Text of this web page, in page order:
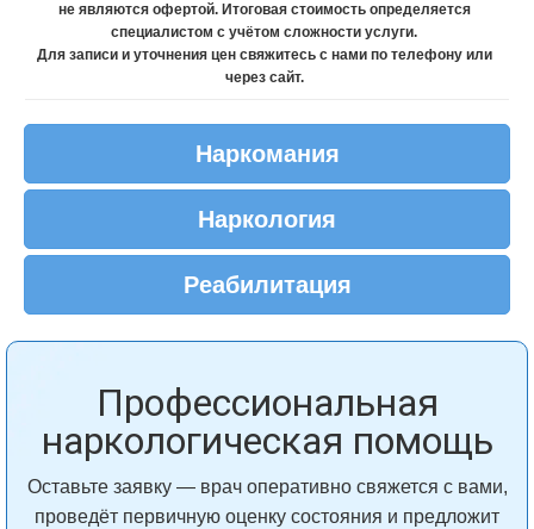
не являются офертой. Итоговая стоимость определяется
специалистом с учётом сложности услуги.
Для записи и уточнения цен свяжитесь с нами по телефону или
через сайт.
Наркомания
Наркология
Реабилитация
Профессиональная
наркологическая помощь
Оставьте заявку — врач оперативно свяжется с вами,
проведёт первичную оценку состояния и предложит